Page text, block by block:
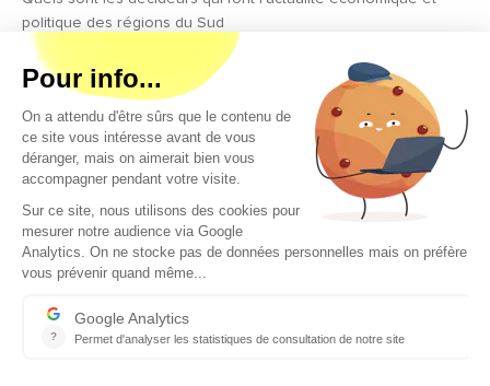
politique des régions du Sud
Copyright © 2026 - Tous droits réservés
Qui sommes-nous ?
Contact
Conditions générales d’utilisation